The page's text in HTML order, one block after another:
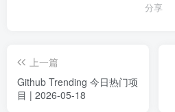
分享
上一篇
Github Trending 今日热门项
目 | 2026-05-18